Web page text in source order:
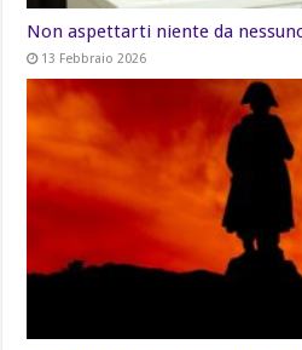
Non aspettarti niente da
13 Febbraio 2026